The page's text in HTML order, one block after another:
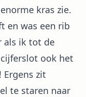
kras zie.
en was een rib
als ik tot de
ook het
zit
te staren naar